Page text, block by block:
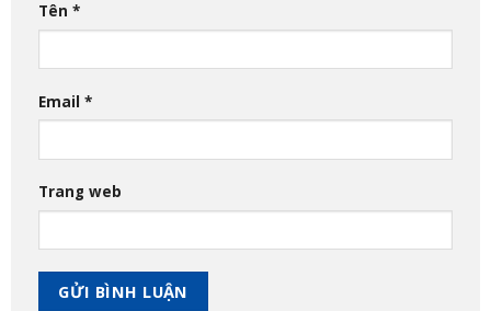
Tên *
Email *
Trang web